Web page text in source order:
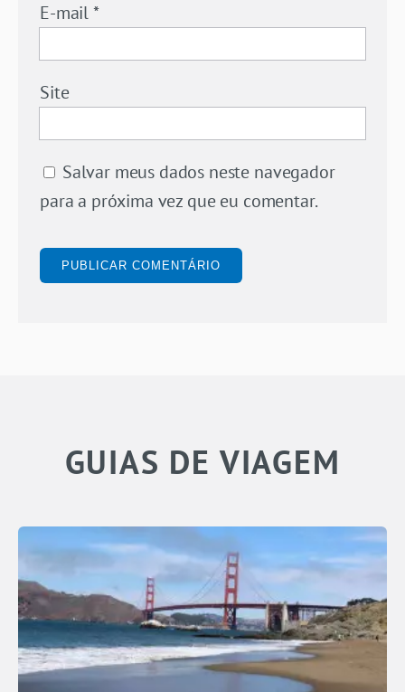
E-mail*
Site
Salvar meus dados neste navegador
para a próxima vez que eu comentar.
GUIAS DE VIAGEM